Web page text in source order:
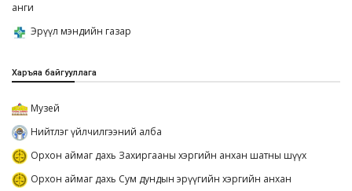
анги
Эрүүл мэндийн газар
Харъяа байгууллага
Музей
Нийтлэг үйлчилгээний алба
Орхон аймаг дахь Захиргааны хэргийн анхан шатны шүүх
Орхон аймаг дахь Сум дундын эрүүгийн хэргийн анхан